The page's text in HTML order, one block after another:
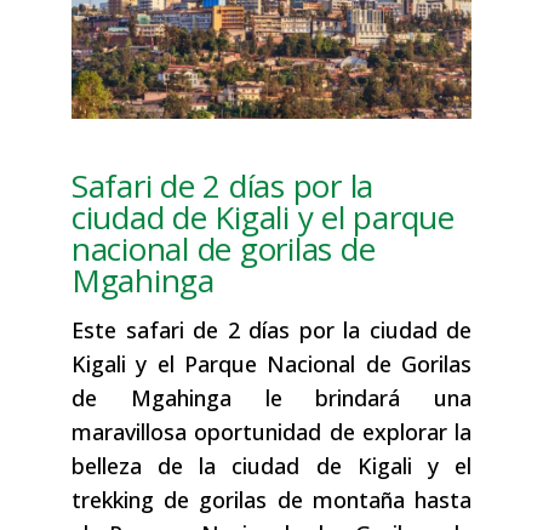
Safari de 2 días por la
ciudad de Kigali y el parque
nacional de gorilas de
Mgahinga
Este safari de 2 días por la ciudad de
Kigali y el Parque Nacional de Gorilas
de Mgahinga le brindará una
maravillosa oportunidad de explorar la
belleza de la ciudad de Kigali y el
trekking de gorilas de montaña hasta